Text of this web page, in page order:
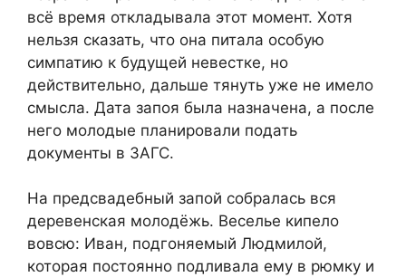
всё время откладывала этот момент. Хотя
нельзя сказать, что она питала особую
симпатию к будущей невестке, но
действительно, дальше тянуть уже не имело
смысла. Дата запоя была назначена, а после
него молодые планировали подать
документы в ЗАГС.
На предсвадебный запой собралась вся
деревенская молодёжь. Веселье кипело
вовсю: Иван, подгоняемый Людмилой,
которая постоянно подливала ему в рюмку и